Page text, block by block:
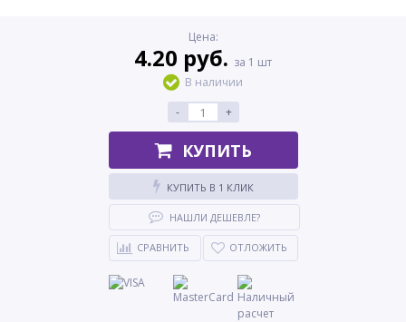
Цена:
4.20 руб. за 1 шт
В наличии
-
+
КУПИТЬ
КУПИТЬ В 1 КЛИК
НАШЛИ ДЕШЕВЛЕ?
СРАВНИТЬ ОТЛОЖИТЬ